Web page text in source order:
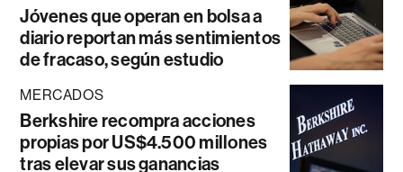
Jóvenes que operan en bolsa a
diario reportan más sentimientos
de fracaso, según estudio
MERCADOS
Berkshire recompra acciones
propias por US$4.500 millones
tras elevar sus ganancias